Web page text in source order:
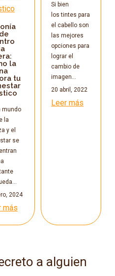
la
tu
mundo
la
y el
se
2024
más
Si bien
los tintes para
el cabello son
las mejores
opciones para
lograr el
cambio de
imagen…
20 abril, 2022
Leer más
a alguien